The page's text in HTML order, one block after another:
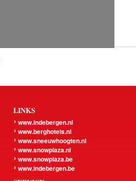
LINKS
www.indebergen.nl
www.berghotels.nl
www.sneeuwhoogten.nl
www.snowplaza.nl
www.snowplaza.be
www.indebergen.be